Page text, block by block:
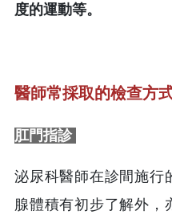
度的運動等。
醫師常採取的檢查方
肛門指診
泌尿科醫師在診間施行
腺體積有初步了解外，